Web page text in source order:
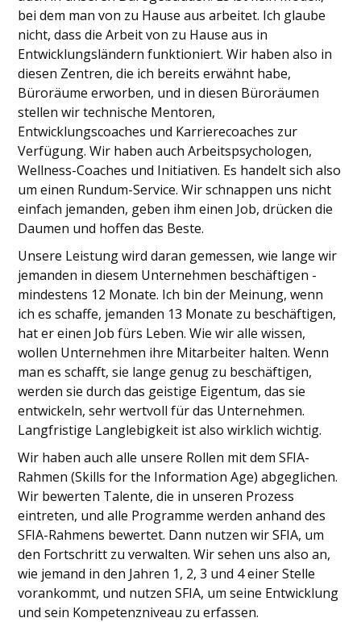
bei dem man von zu Hause aus arbeitet. Ich glaube
nicht, dass die Arbeit von zu Hause aus in
Entwicklungsländern funktioniert. Wir haben also in
diesen Zentren, die ich bereits erwähnt habe,
Büroräume erworben, und in diesen Büroräumen
stellen wir technische Mentoren,
Entwicklungscoaches und Karrierecoaches zur
Verfügung. Wir haben auch Arbeitspsychologen,
Wellness-Coaches und Initiativen. Es handelt sich also
um einen Rundum-Service. Wir schnappen uns nicht
einfach jemanden, geben ihm einen Job, drücken die
Daumen und hoffen das Beste.
Unsere Leistung wird daran gemessen, wie lange wir
jemanden in diesem Unternehmen beschäftigen -
mindestens 12 Monate. Ich bin der Meinung, wenn
ich es schaffe, jemanden 13 Monate zu beschäftigen,
hat er einen Job fürs Leben. Wie wir alle wissen,
wollen Unternehmen ihre Mitarbeiter halten. Wenn
man es schafft, sie lange genug zu beschäftigen,
werden sie durch das geistige Eigentum, das sie
entwickeln, sehr wertvoll für das Unternehmen.
Langfristige Langlebigkeit ist also wirklich wichtig.
Wir haben auch alle unsere Rollen mit dem SFIA-
Rahmen (Skills for the Information Age) abgeglichen.
Wir bewerten Talente, die in unseren Prozess
eintreten, und alle Programme werden anhand des
SFIA-Rahmens bewertet. Dann nutzen wir SFIA, um
den Fortschritt zu verwalten. Wir sehen uns also an,
wie jemand in den Jahren 1, 2, 3 und 4 einer Stelle
vorankommt, und nutzen SFIA, um seine Entwicklung
und sein Kompetenzniveau zu erfassen.